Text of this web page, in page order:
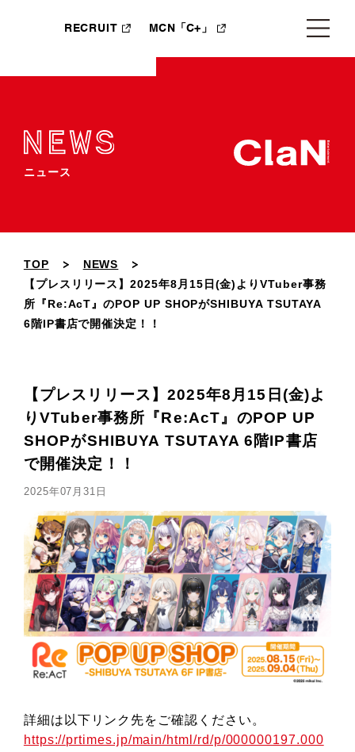
RECRUIT MCN「C+」
ニュース
TOP
NEWS
【プレスリリース】2025年8月15日(金)よりVTuber事務
所『Re:AcT』のPOP UP SHOPがSHIBUYA TSUTAYA
6階IP書店で開催決定！！
【プレスリリース】2025年8月15日(金)よ
りVTuber事務所『Re:AcT』のPOP UP
SHOPがSHIBUYA TSUTAYA 6階IP書店
で開催決定！！
2025年07月31日
詳細は以下リンク先をご確認ください。
https://prtimes.jp/main/html/rd/p/000000197.000